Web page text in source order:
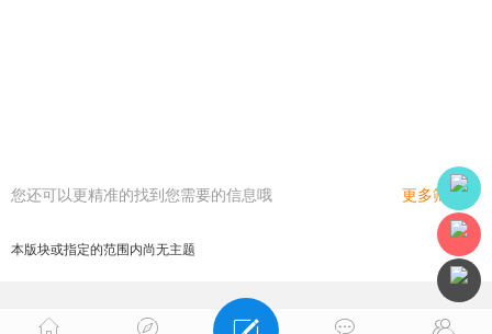
您还可以更精准的找到您需要的信息哦 更多筛选
本版块或指定的范围内尚无主题